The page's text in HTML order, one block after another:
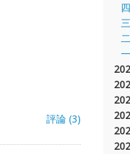
評論 (3)